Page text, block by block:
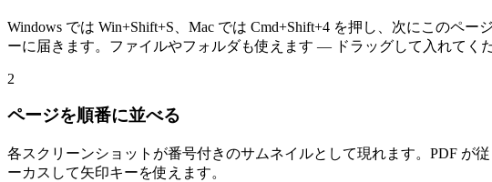
Windows では Win+Shift+S、Mac では Cmd+Shift+4 を押し、次にこのペ
ーに届きます。ファイルやフォルダも使えます — ドラッグして入れてくだ
2
ページを順番に並べる
各スクリーンショットが番号付きのサムネイルとして現れます。PDF
ーカスして矢印キーを使えます。